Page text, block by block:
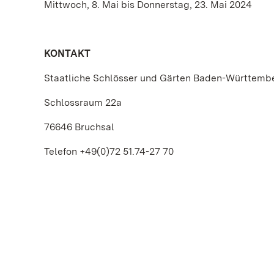
Mittwoch, 8. Mai bis Donnerstag, 23. Mai 2024
KONTAKT
Staatliche Schlösser und Gärten Baden-
Schlossraum 22a
76646 Bruchsal
Telefon +49(0)72 51.74-27 70